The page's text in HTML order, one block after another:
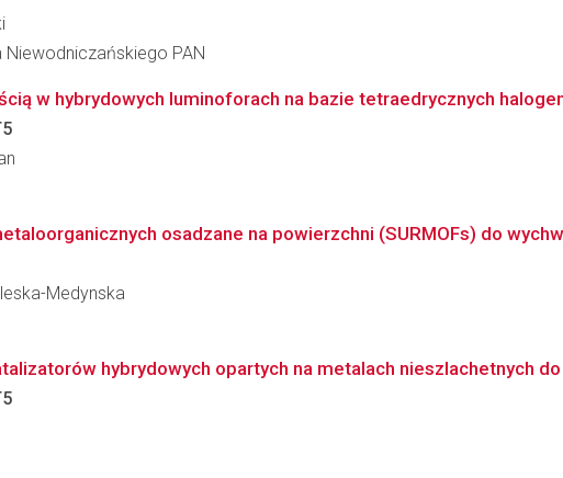
PAN
w hybrydowych luminoforach na bazie tetraedrycznych
osadzane na powierzchni (SURMOFs) do
Medynska
hybrydowych opartych na metalach nieszlachetnych